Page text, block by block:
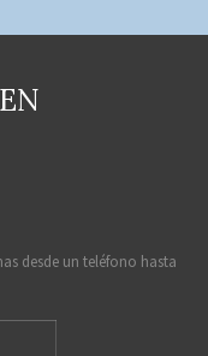
desde un teléfono hasta